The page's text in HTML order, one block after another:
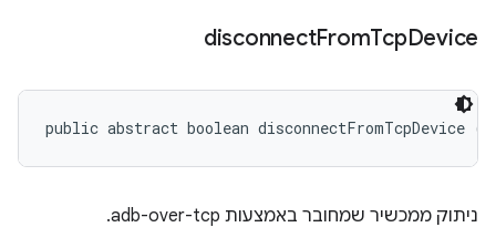
disconnectFromTcpDevice
public abstract boolean disconnectFromTcpDevice (
ניתוק ממכשיר שמחובר באמצעות adb-over-tcp.